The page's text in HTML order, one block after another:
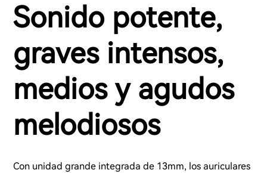
Sonido potente,
graves intensos,
medios y agudos
melodiosos
Con unidad grande integrada de 13mm, los auriculares